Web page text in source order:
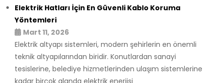
Elektrik Hatları İçin En Güvenli Kablo Koruma
Yöntemleri
Mart 11, 2026
Elektrik altyapı sistemleri, modern şehirlerin en önemli
teknik altyapılarından biridir. Konutlardan sanayi
tesislerine, belediye hizmetlerinden ulaşım sistemlerine